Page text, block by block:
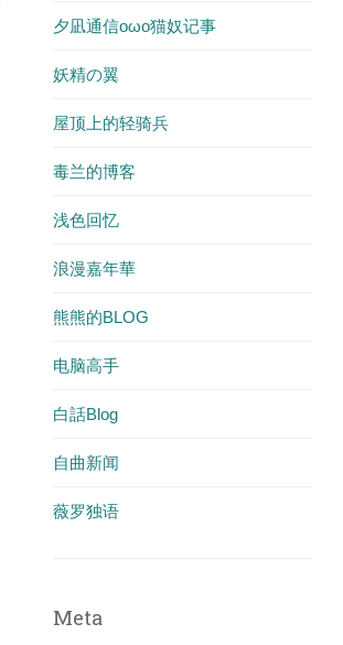
夕凪通信oωo猫奴记事
妖精の翼
屋顶上的轻骑兵
毒兰的博客
浅色回忆
浪漫嘉年華
熊熊的BLOG
电脑高手
白話Blog
自曲新闻
薇罗独语
Meta